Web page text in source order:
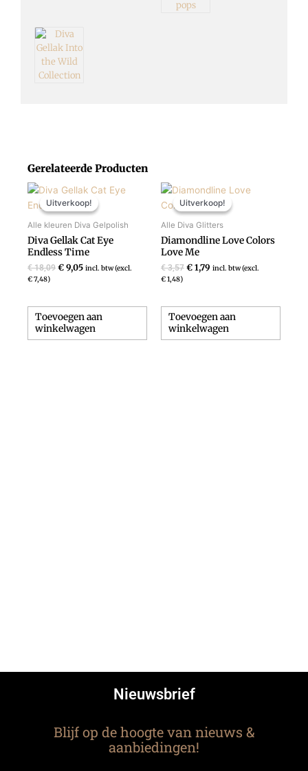
Gerelateerde Producten
Uitverkoop!
Uitverkoop!
Alle kleuren Diva Gelpolish
Diva Gellak Cat Eye
Endless Time
€18,09
Oorspronkelijke
prijs
was:
€ 18,09.
€ 9,05
Huidige
prijs
is:
€ 9,05.
incl. btw (excl.
€7,48)
Toevoegen aan
winkelwagen
Uitverkoop!
Uitverkoop!
Alle Diva Glitters
Diamondline Love Colors
Love Me
€3,57
Oorspronkelijke
prijs
was:
€ 3,57.
€ 1,79
Huidige
prijs
is:
incl. btw (excl.
€1,48)
Toevoegen aan
winkelwagen
Nieuwsbrief
Blijf op de hoogte van nieuws &
aanbiedingen!